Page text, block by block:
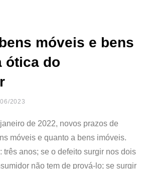
móveis e bens
ótica do
2023
de 2022, novos prazos de
móveis e quanto a bens imóveis.
três anos; se o defeito surgir nos dois
não tem de prová-lo; se surgir